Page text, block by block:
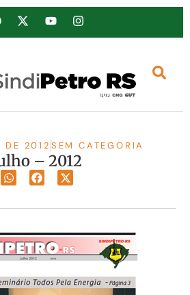
DE 2012 SEM CATEGORIA
– 2012